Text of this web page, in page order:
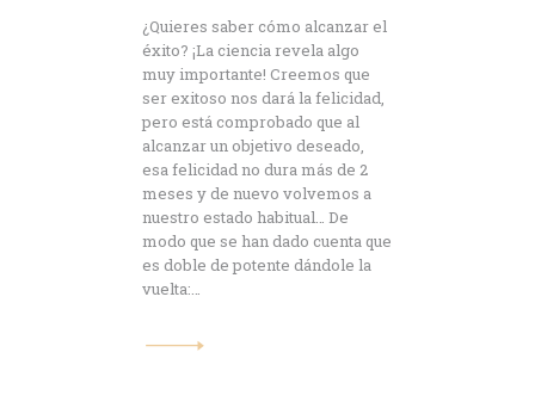
¿Quieres saber cómo alcanzar el
éxito? ¡La ciencia revela algo
muy importante! Creemos que
ser exitoso nos dará la felicidad,
pero está comprobado que al
alcanzar un objetivo deseado,
esa felicidad no dura más de 2
meses y de nuevo volvemos a
nuestro estado habitual… De
modo que se han dado cuenta que
es doble de potente dándole la
vuelta:…